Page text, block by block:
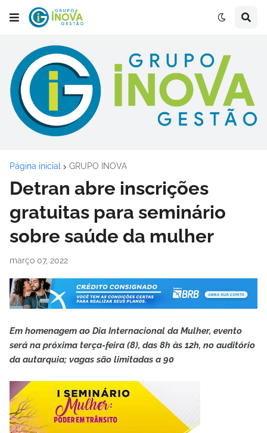
Página inicial GRUPO INOVA
Detran abre inscrições
gratuitas para seminário
sobre saúde da mulher
março 07, 2022
Em homenagem ao Dia Internacional da Mulher, evento
será na próxima terça-feira (8), das 8h às 12h, no auditório
da autarquia; vagas são limitadas a 90